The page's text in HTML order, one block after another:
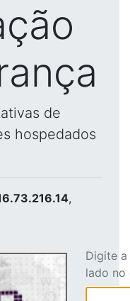
de
hospedados
,
Digite
lado no